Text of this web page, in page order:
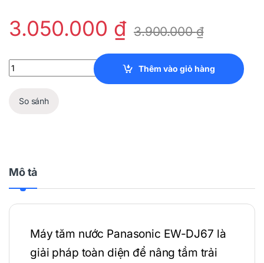
3.050.000 ₫ 3.900.000₫
Máy Tăm Nước Panasonic EW-DJ67 quantity
Thêm vào giỏ hàng
So sánh
Mô tả
Máy tăm nước Panasonic EW-DJ67 là
giải pháp toàn diện để nâng tầm trải